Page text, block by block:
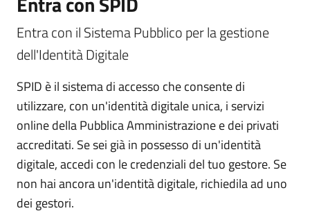
Entra con il Sistema Pubblico per la gestione
dell'Identità Digitale
SPID è il sistema di accesso che consente di
utilizzare, con un'identità digitale unica, i servizi
online della Pubblica Amministrazione e dei privati
accreditati. Se sei già in possesso di un'identità
digitale, accedi con le credenziali del tuo gestore. Se
non hai ancora un'identità digitale, richiedila ad uno
dei gestori.